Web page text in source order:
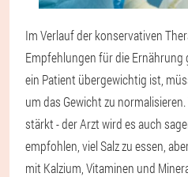
Im Verlauf der konservativen
Empfehlungen für die Ernährung
ein Patient übergewichtig ist,
um das Gewicht zu
stärkt - der Arzt wird es auch
empfohlen, viel Salz zu essen,
mit Kalzium, Vitaminen und